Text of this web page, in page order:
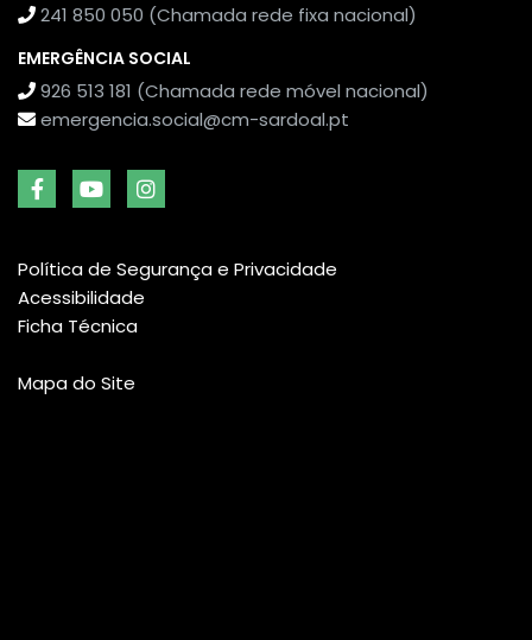
241 850 050 (Chamada rede fixa nacional)
EMERGÊNCIA SOCIAL
926 513 181 (Chamada rede móvel nacional)
emergencia.social@cm-sardoal.pt
Política de Segurança e Privacidade
Acessibilidade
Ficha Técnica
Mapa do Site